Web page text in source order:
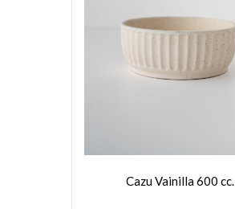
VER MÁS
Cazu Vainilla 600 cc.